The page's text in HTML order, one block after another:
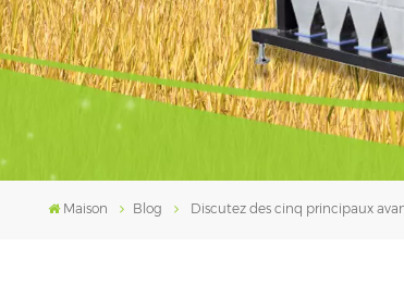
Maison Blog Discutez des cinq principaux